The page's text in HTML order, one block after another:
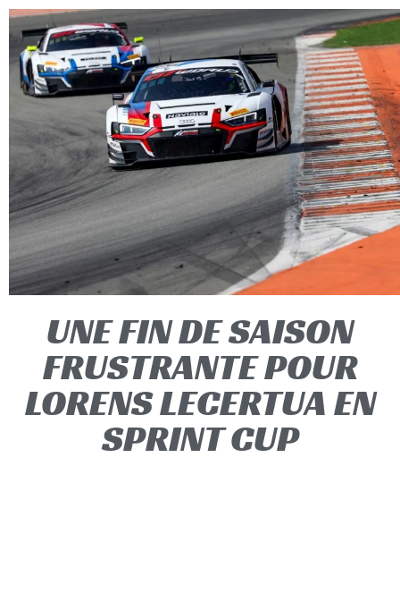
UNE FIN DE SAISON
FRUSTRANTE POUR
LORENS LECERTUA EN
SPRINT CUP